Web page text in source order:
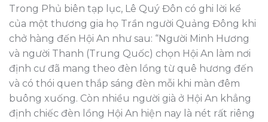
Trong Phủ biên tạp lục, Lê Quý Đôn có ghi lời kể
của một thương gia họ Trần người Quảng Đông khi
chở hàng đến Hội An như sau: “Người Minh Hương
và người Thanh (Trung Quốc) chọn Hội An làm nơi
định cư đã mang theo đèn lồng từ quê hương đến
và có thói quen thắp sáng đèn mỗi khi màn đêm
buông xuống. Còn nhiều người già ở Hội An khẳng
định chiếc đèn lồng Hội An hiện nay là nét rất riêng